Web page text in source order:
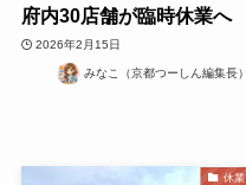
府内30店舗が臨時休業へ
2026年2月15日
みなこ（京都つーしん編集長）
休業